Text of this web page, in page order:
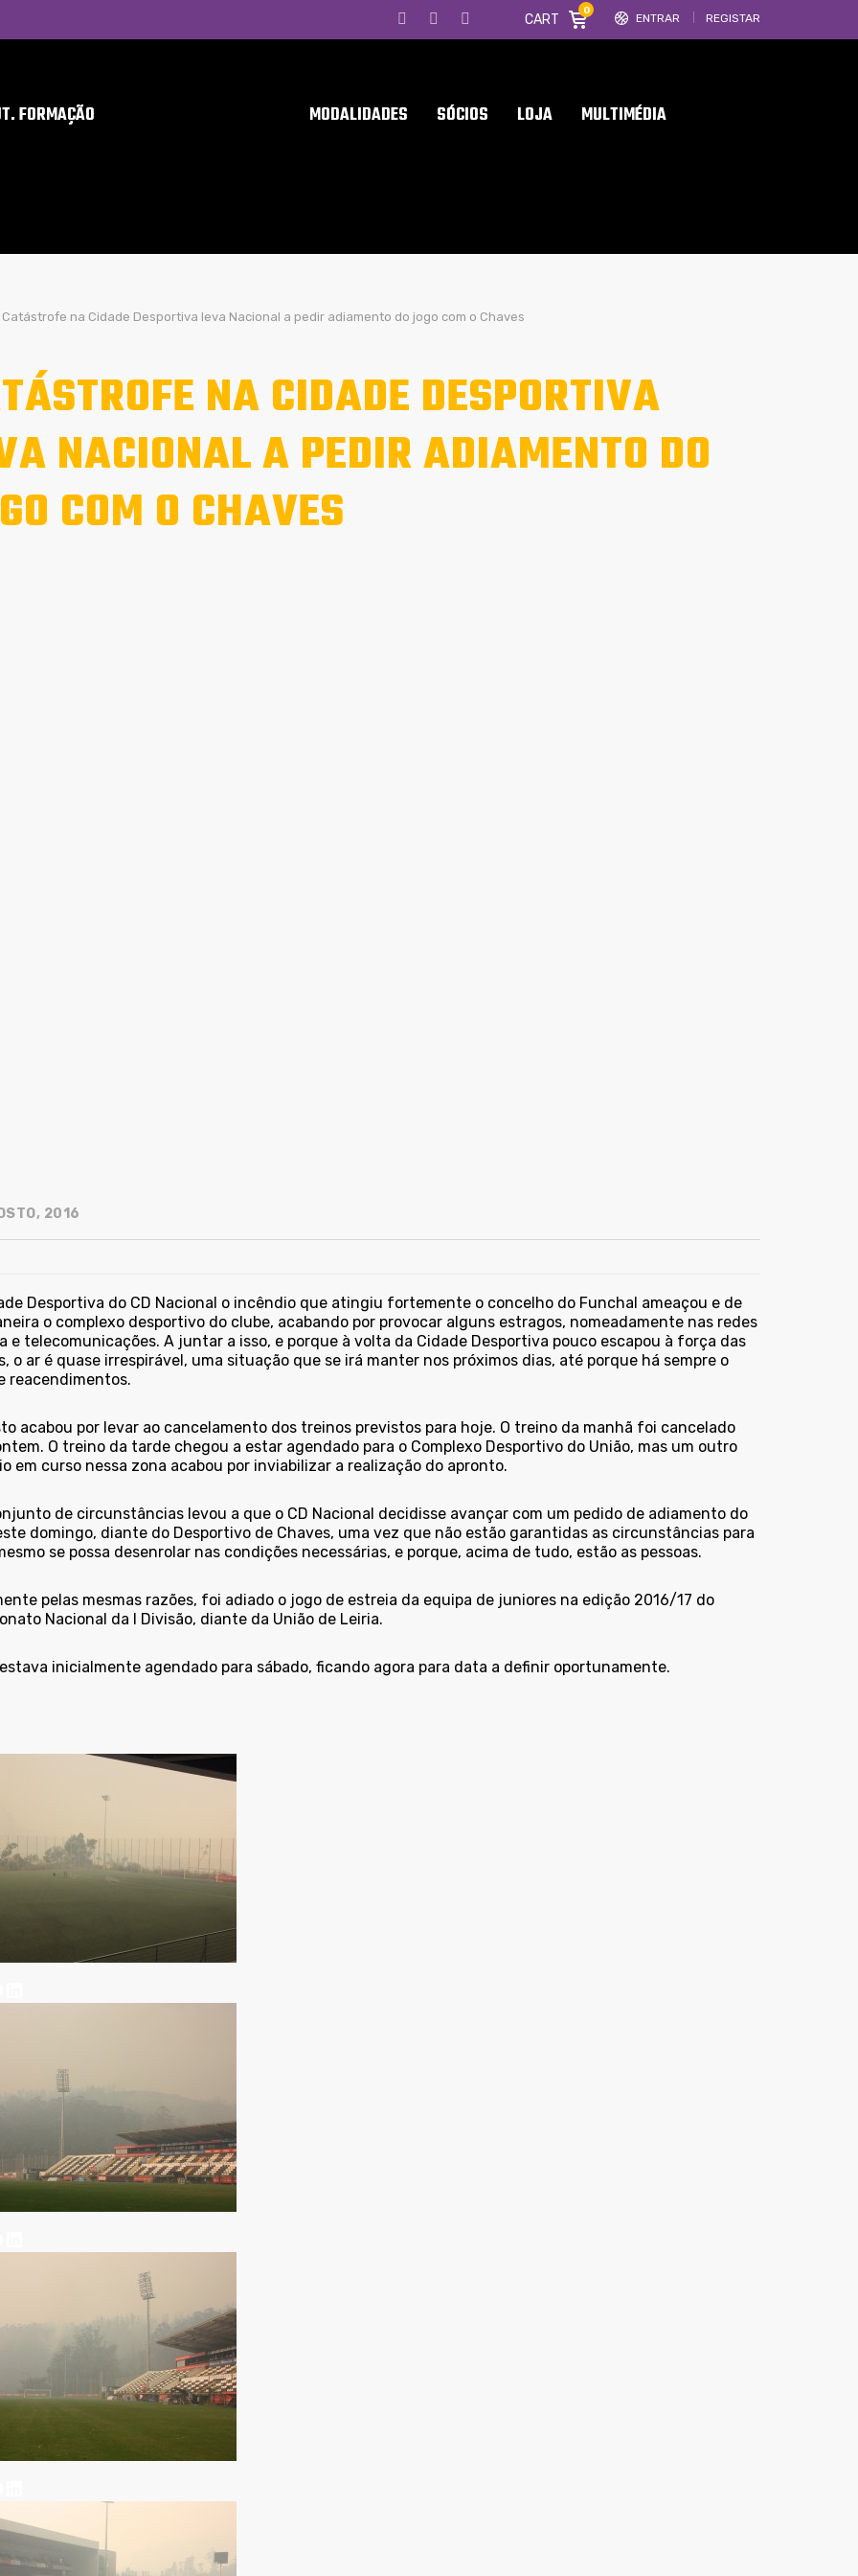
ENTRAR REGISTAR
CART
0
FORMAÇÃO MODALIDADES SÓCIOS LOJA MULTIMÉDIA
Catástrofe na Cidade Desportiva leva Nacional a pedir adiamento do jogo com o Chaves
NA CIDADE DESPORTIVA
NACIONAL A PEDIR ADIAMENTO DO
COM O CHAVES
2016
Desportiva do CD Nacional o incêndio que atingiu fortemente o concelho do Funchal ameaçou e de
o complexo desportivo do clube, acabando por provocar alguns estragos, nomeadamente nas redes
e telecomunicações. A juntar a isso, e porque à volta da Cidade Desportiva pouco escapou à força das
o ar é quase irrespirável, uma situação que se irá manter nos próximos dias, até porque há sempre o
reacendimentos.
acabou por levar ao cancelamento dos treinos previstos para hoje. O treino da manhã foi cancelado
O treino da tarde chegou a estar agendado para o Complexo Desportivo do União, mas um outro
em curso nessa zona acabou por inviabilizar a realização do apronto.
de circunstâncias levou a que o CD Nacional decidisse avançar com um pedido de adiamento do
domingo, diante do Desportivo de Chaves, uma vez que não estão garantidas as circunstâncias para
se possa desenrolar nas condições necessárias, e porque, acima de tudo, estão as pessoas.
pelas mesmas razões, foi adiado o jogo de estreia da equipa de juniores na edição 2016/17 do
Nacional da I Divisão, diante da União de Leiria.
inicialmente agendado para sábado, ficando agora para data a definir oportunamente.